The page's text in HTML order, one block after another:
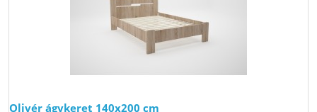
Olivér ágykeret 140x200 cm